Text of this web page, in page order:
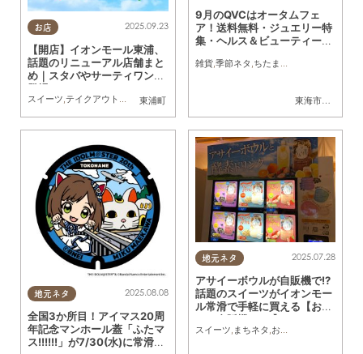
お店
東浦町
2025.09.23
【開店】イオンモール東浦、
話題のリニューアル店舗まと
め｜スタバやサーティワンも
登場
スイーツ テイクアウト ,リニューアル ,トレンド東海市
,大府市
9月のQVCはオータムフェ
ア！送料無料・ジュエリー特
集・ヘルス＆ビューティー他
たまる広告
雑貨,季節ネタ ,ちたまる広告
地元ネタ 2025.08.08
全国3か所目！アイマス20周
年記念マンホール蓋「ふたマ
ス!!!!!!」が7/30(水)に常滑市
地元ネタ 2025.07.28
アサイーボウルが自販機で!?
話題のスイーツがイオンモー
ル常滑で手軽に買える【おも
しろ自販機＃54】
スイーツ まちネタ おもしろ自販機